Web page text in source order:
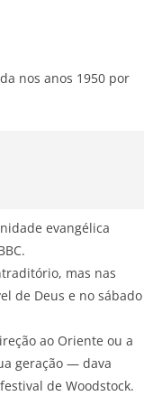
nos anos 1950 por
evangélica
mas nas
de Deus e no sábado
ao Oriente ou a
geração — dava
de Woodstock.